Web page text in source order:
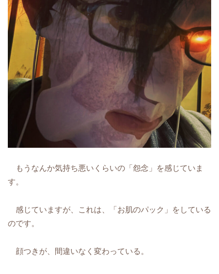
もうなんか気持ち悪いくらいの「怨念」を感じていま
す。
感じていますが、これは、「お肌のパック」をしている
のです。
顔つきが、間違いなく変わっている。